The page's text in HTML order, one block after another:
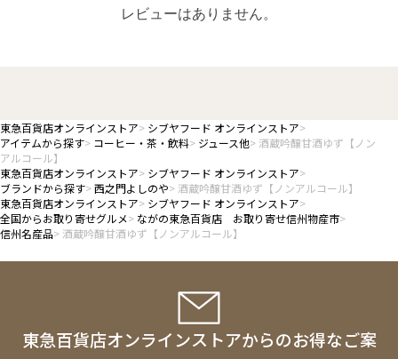
レビューはありません。
東急百貨店オンラインストア
シブヤフード オンラインストア
アイテムから探す
コーヒー・茶・飲料 ジュース他
酒蔵吟醸甘酒ゆず【ノン
アルコール】
東急百貨店オンラインストア
シブヤフード オンラインストア
ブランドから探す 西之門よしのや
酒蔵吟醸甘酒ゆず【ノンアルコール】
東急百貨店オンラインストア
シブヤフード オンラインストア
全国からお取り寄せグルメ
ながの東急百貨店 お取り寄せ信州物産市
信州名産品
酒蔵吟醸甘酒ゆず【ノンアルコール】
東急百貨店オンラインストアからのお得なご案